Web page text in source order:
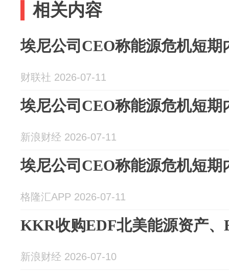
相关内容
埃尼公司CEO称能源危机短期
财联社 2026-07-11
埃尼公司CEO称能源危机短期
新浪财经 2026-07-11
埃尼公司CEO称能源危机短期
格隆汇APP 2026-07-11
KKR收购EDF北美能源资产
新浪财经 2026-07-10